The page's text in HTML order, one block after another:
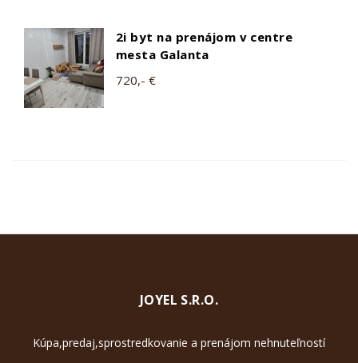
2i byt na prenájom v centre
mesta Galanta
720,- €
JOYEL S.R.O.
Kúpa,predaj,sprostredkovanie a prenájom nehnuteľností